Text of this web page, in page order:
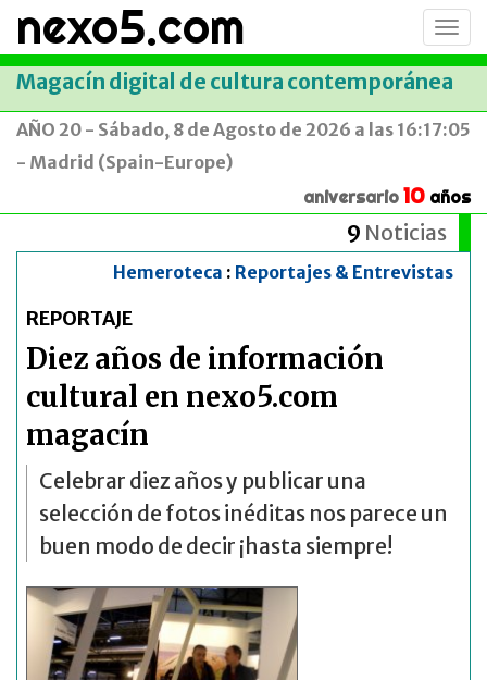
nexo5.com
Magacín digital de cultura contemporánea
AÑO 20 - Sábado, 8 de Agosto de 2026 a las 16:17:05
- Madrid (Spain-Europe)
aniversario 10 años
9 Noticias
Hemeroteca : Reportajes & Entrevistas
REPORTAJE
Diez años de información
cultural en nexo5.com
magacín
Celebrar diez años y publicar una
selección de fotos inéditas nos parece un
buen modo de decir ¡hasta siempre!